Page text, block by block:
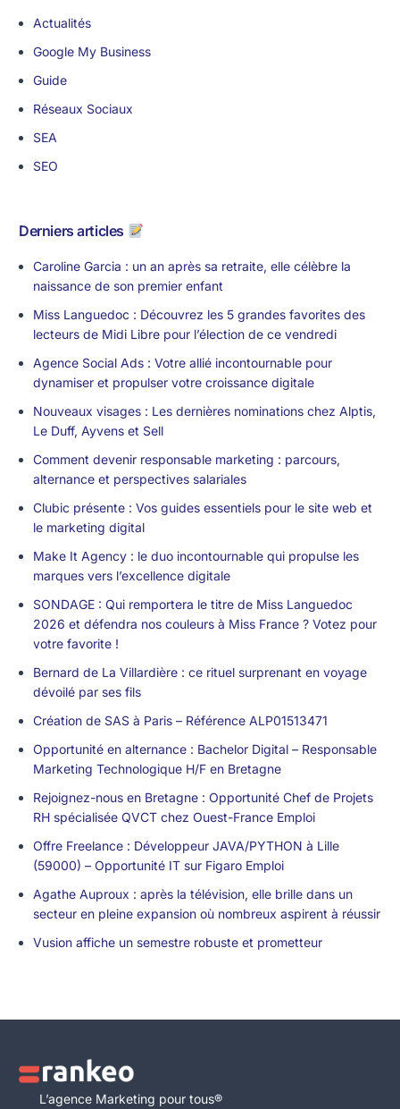
Actualités
Google My Business
Guide
Réseaux Sociaux
SEA
SEO
Derniers articles
Caroline Garcia : un an après sa retraite, elle célèbre la
naissance de son premier enfant
Miss Languedoc : Découvrez les 5 grandes favorites des
lecteurs de Midi Libre pour l’élection de ce vendredi
Agence Social Ads : Votre allié incontournable pour
dynamiser et propulser votre croissance digitale
Nouveaux visages : Les dernières nominations chez Alptis,
Le Duff, Ayvens et Sell
Comment devenir responsable marketing : parcours,
alternance et perspectives salariales
Clubic présente : Vos guides essentiels pour le site web et
le marketing digital
Make It Agency : le duo incontournable qui propulse les
marques vers l’excellence digitale
SONDAGE : Qui remportera le titre de Miss Languedoc
2026 et défendra nos couleurs à Miss France ? Votez pour
votre favorite !
Bernard de La Villardière : ce rituel surprenant en voyage
dévoilé par ses fils
Création de SAS à Paris – Référence ALP01513471
Opportunité en alternance : Bachelor Digital – Responsable
Marketing Technologique H/F en Bretagne
Rejoignez-nous en Bretagne : Opportunité Chef de Projets
RH spécialisée QVCT chez Ouest-France Emploi
Offre Freelance : Développeur JAVA/PYTHON à Lille
(59000) – Opportunité IT sur Figaro Emploi
Agathe Auproux : après la télévision, elle brille dans un
secteur en pleine expansion où nombreux aspirent à réussir
Vusion affiche un semestre robuste et prometteur
L’agence Marketing pour tous®